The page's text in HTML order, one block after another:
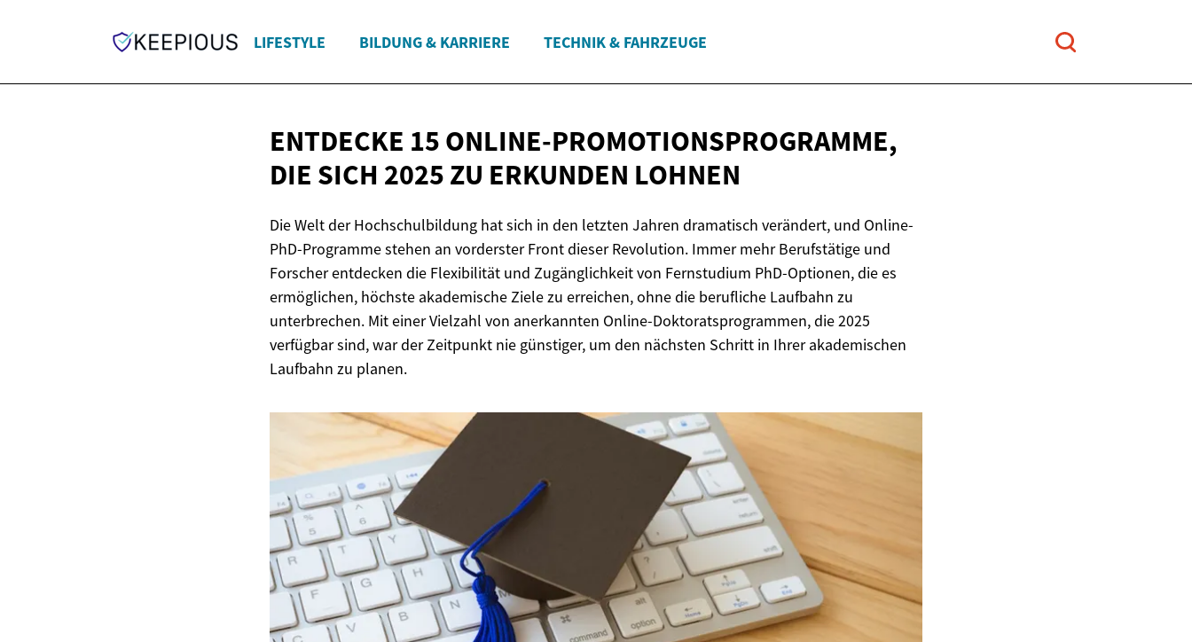
LIFESTYLE BILDUNG & KARRIERE TECHNIK & FAHRZEUGE
ENTDECKE 15 ONLINE-PROMOTIONSPROGRAMME,
DIE SICH 2025 ZU ERKUNDEN LOHNEN
Die Welt der Hochschulbildung hat sich in den letzten Jahren dramatisch verändert, und Online-
PhD-Programme stehen an vorderster Front dieser Revolution. Immer mehr Berufstätige und
Forscher entdecken die Flexibilität und Zugänglichkeit von Fernstudium PhD-Optionen, die es
ermöglichen, höchste akademische Ziele zu erreichen, ohne die berufliche Laufbahn zu
unterbrechen. Mit einer Vielzahl von anerkannten Online-Doktoratsprogrammen, die 2025
verfügbar sind, war der Zeitpunkt nie günstiger, um den nächsten Schritt in Ihrer akademischen
Laufbahn zu planen.